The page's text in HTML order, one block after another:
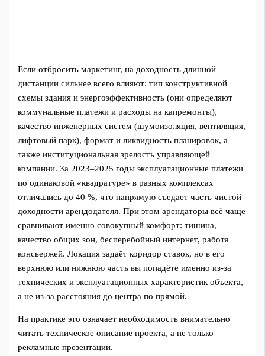
Если отбросить маркетинг, на доходность длинной
дистанции сильнее всего влияют: тип конструктивной
схемы здания и энергоэффективность (они определяют
коммунальные платежи и расходы на капремонты),
качество инженерных систем (шумоизоляция, вентиляция,
лифтовый парк), формат и ликвидность планировок, а
также институциональная зрелость управляющей
компании. За 2023–2025 годы эксплуатационные платежи
по одинаковой «квадратуре» в разных комплексах
отличались до 40 %, что напрямую съедает часть чистой
доходности арендодателя. При этом арендаторы всё чаще
сравнивают именно совокупный комфорт: тишина,
качество общих зон, бесперебойный интернет, работа
консьержей. Локация задаёт коридор ставок, но в его
верхнюю или нижнюю часть вы попадёте именно из‑за
технических и эксплуатационных характеристик объекта,
а не из‑за расстояния до центра по прямой.
На практике это означает необходимость внимательно
читать техническое описание проекта, а не только
рекламные презентации.